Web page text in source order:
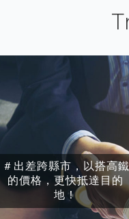
＃出差跨縣市，以搭高鐵
的價格，更快抵達目的
地！